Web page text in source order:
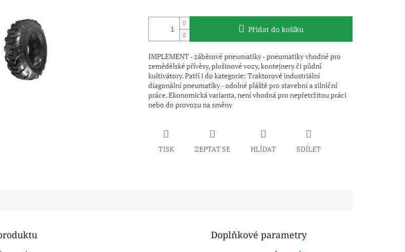
Přidat do košíku
IMPLEMENT - záběrové pneumatiky - pneumatiky vhodné pro
zemědělské přívěsy, plošinové vozy, kontejnery či půdní
kultivátory. Patří i do kategorie: Traktorové industriální
diagonální pneumatiky - odolné pláště pro stavební a silniční
práce. Ekonomická varianta, není vhodná pro nepřetržitou práci
nebo do provozu na směny
TISK ZEPTAT SE HLÍDAT SDÍLET
Doplňkové parametry